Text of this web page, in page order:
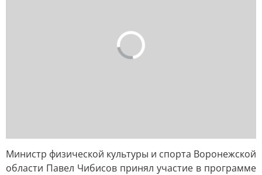
Министр физической культуры и спорта Воронежской
области Павел Чибисов принял участие в программе